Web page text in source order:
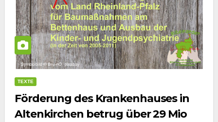
TEXTE
Förderung des Krankenhauses in
Altenkirchen betrug über 29 Mio